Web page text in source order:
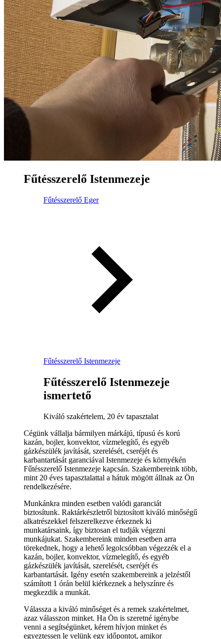
Fűtésszerelő Istenmezeje
Fűtésszerelő Eger
Fűtésszerelő Istenmezeje
Fűtésszerelő Istenmezeje
ismertető
Kiváló szakértelem, 20 év tapasztalat
Cégünk vállalja bármilyen márkájú, típusú és korú
kazán, bojler, konvektor, vízmelegítő, és egyéb
gázkészülék javítását, szerelését, cseréjét és
karbantartását garanciával Istenmezeje és környékén
Fűtésszerelő Istenmezeje kapcsán. Szakembereink több,
mint 20 éves tapasztalattal a hátuk mögött állnak az Ön
rendelkezésére.
Munkánkra minden esetben valódi garanciát
biztosítunk. Raktárkészletről biztosított kiváló minőségű
alkatrészekkel felszerelkezve érkeznek ki
munkatársaink, így biztosan el tudják végezni
munkájukat. Szakembereink minden esetben arra
törekednek, hogy a lehető legolcsóbban végezzék el a
kazán, bojler, konvektor, vízmelegítő, és egyéb
gázkészülék javítását, szerelését, cseréjét és
karbantartását. Igény esetén szakembereink a jelzéstől
számított 1 órán belül kiérkeznek a helyszínre és
megkezdik a munkát.
Válassza a kiváló minőséget és a remek szakértelmet,
azaz válasszon minket. Ha Ön is szeretné igénybe
venni a segítségünket, kérem hívjon minket és
egyeztessen le velünk egy időpontot, amikor